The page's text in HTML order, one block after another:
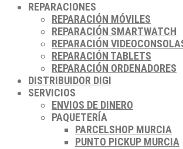
REPARACIONES
REPARACIÓN MÓVILES
REPARACIÓN SMARTWATCH
REPARACIÓN
REPARACIÓN TABLETS
REPARACIÓN ORDENADORES
DISTRIBUIDOR DIGI
SERVICIOS
ENVIOS DE DINERO
PAQUETERÍA
PARCELSHOP MURCIA
PUNTO PICKUP MURCIA